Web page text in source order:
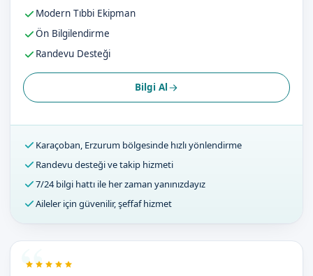
Modern Tıbbi Ekipman
Ön Bilgilendirme
Randevu Desteği
Bilgi Al
Karaçoban, Erzurum bölgesinde hızlı yönlendirme
Randevu desteği ve takip hizmeti
7/24 bilgi hattı ile her zaman yanınızdayız
Aileler için güvenilir, şeffaf hizmet